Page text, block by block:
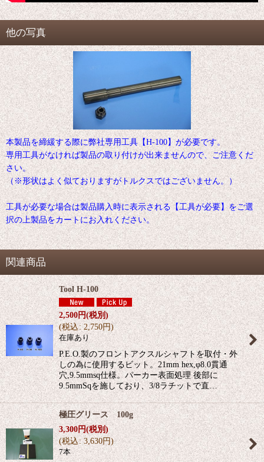
他の写真
本製品を締緩する際に弊社専用工具【H-100】が必要です。
専用工具がなければ製品の取り付けが出来ませんので、ご注意くだ
さい。
（※形状はよく似ておりますがトルクスではございません。）
工具が必要な場合は製品購入時に表示される【工具が必要】をご選
択の上製品をカートにお入れください。
関連商品
Tool H-100
2,500円(税別)
(税込: 2,750円)
在庫あり
P.E.O.製のフロントアクスルシャフトを取付・外
しの為に使用するビット。21mm hex,φ8.0貫通
穴,9.5mmsq仕様。パーカー表面処理 後部に
9.5mmSqを施しており、3/8ラチットで直…
極圧グリース 100g
3,300円(税別)
(税込: 3,630円)
7本